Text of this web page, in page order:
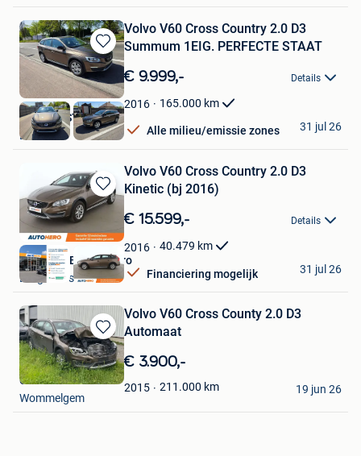
Bewaren
in
Mijn
Favorieten
Volvo V60 Cross Country 2.0 D3
Summum 1EIG. PERFECTE STAAT
€ 9.999,- Details
2016 165.000 km
Alle milieu/emissie zones
YOUR BEST CAR
Lot
31 jul 26
Bewaren
in
Favorieten
Volvo V60 Cross Country 2.0 D3
Kinetic (bj 2016)
€ 15.599,- Details
2016 40.479 km
Financiering mogelijk
Autohero Belgium Pro
Drogenbos
31 jul 26
Bewaren
in
Mijn
Favorieten
Volvo V60 Cross County 2.0 D3
Automaat
€ 3.900,-
2015 211.000 km
CCRA
Wommelgem
19 jun 26